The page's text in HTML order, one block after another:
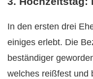
In den ersten drei
einiges erlebt. Die
beständiger
welches reißfest und